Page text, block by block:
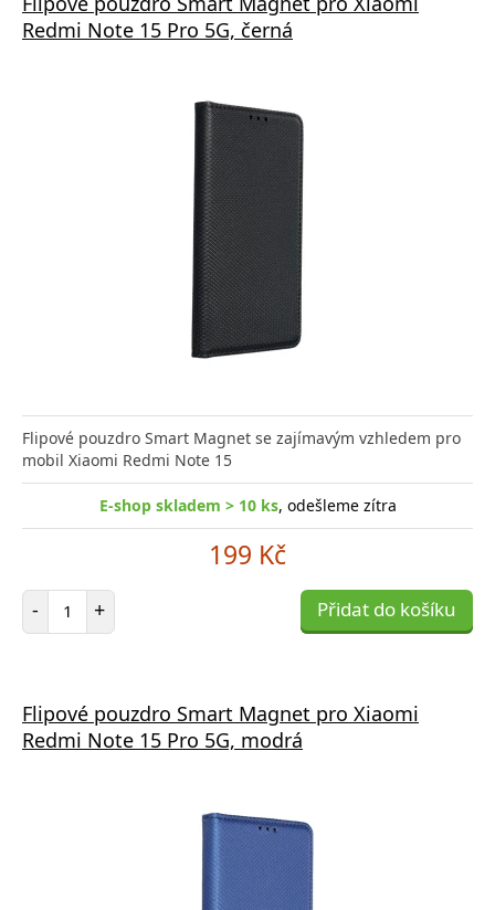
Redmi Note 15 Pro 5G, černá
Flipové pouzdro Smart Magnet se zajímavým vzhledem pro
mobil Xiaomi Redmi Note 15
E-shop skladem > 10 ks, odešleme zítra
199 Kč
- Počet položek
+ Přidat do košíku
Flipové pouzdro Smart Magnet pro Xiaomi
Redmi Note 15 Pro 5G, modrá